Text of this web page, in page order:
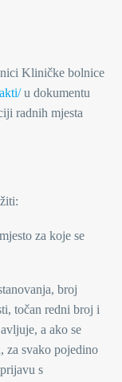
Kliničke bolnice
u dokumentu
radnih mjesta
za koje se
broj
točan redni broj i
a ako se
pojedino
s